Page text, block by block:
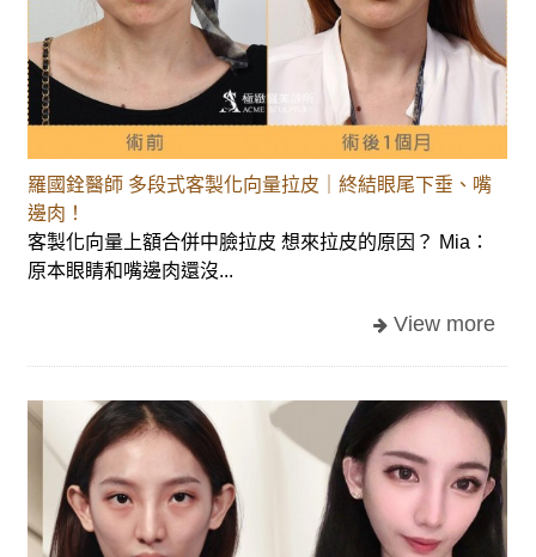
羅國銓醫師 多段式客製化向量拉皮｜終結眼尾下垂、嘴
邊肉！
客製化向量上額合併中臉拉皮 想來拉皮的原因？ Mia：
原本眼睛和嘴邊肉還沒...